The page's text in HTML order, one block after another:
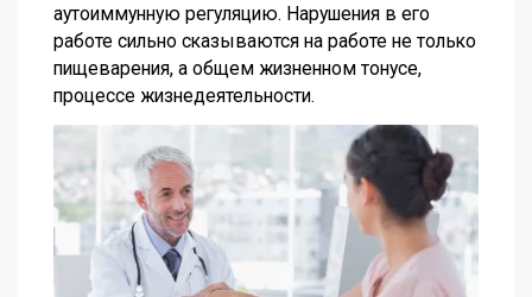
аутоиммунную регуляцию. Нарушения в его
работе сильно сказываются на работе не только
пищеварения, а общем жизненном тонусе,
процессе жизнедеятельности.